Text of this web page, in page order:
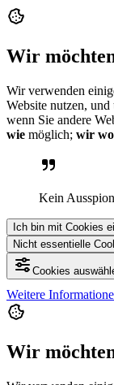
Wir
Wir verwenden
Website nutzen,
wenn Sie andere
wie möglich; wir
Kein
Ich bin mit Cookies
Nicht essentielle
Cookies
Weitere
Wir